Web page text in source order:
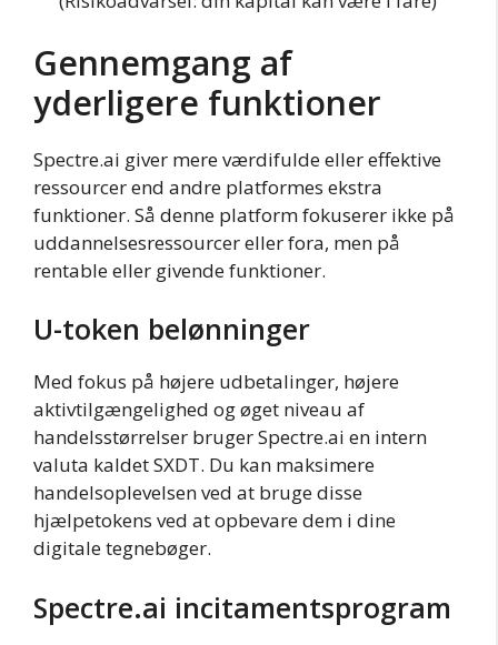
Gennemgang af
yderligere funktioner
Spectre.ai giver mere værdifulde eller effektive
ressourcer end andre platformes ekstra
funktioner. Så denne platform fokuserer ikke på
uddannelsesressourcer eller fora, men på
rentable eller givende funktioner.
U-token belønninger
Med fokus på højere udbetalinger, højere
aktivtilgængelighed og øget niveau af
handelsstørrelser bruger Spectre.ai en intern
valuta kaldet SXDT. Du kan maksimere
handelsoplevelsen ved at bruge disse
hjælpetokens ved at opbevare dem i dine
digitale tegnebøger.
Spectre.ai incitamentsprogram